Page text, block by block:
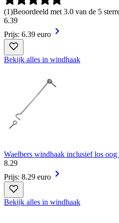
(1)Beoordeeld met 3.0 van de 5
6.39
Prijs: 6.39 euro
Bekijk alles in windhaak
Waelbers windhaak inclusief los
8.29
Prijs: 8.29 euro
Bekijk alles in windhaak